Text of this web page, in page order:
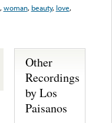
,woman, beauty, love,
Other
Recordings
by Los
Paisanos